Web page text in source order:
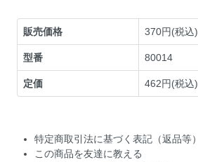
販売価格 370円(税込)
型番 80014
定価 462円(税込)
特定商取引法に基づく表記（返品等）
この商品を友達に教える